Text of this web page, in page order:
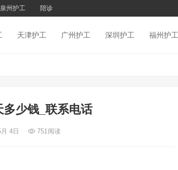
泉州护工 陪诊
天津护工 广州护工 深圳护工 福州护工
少钱_联系电话
4日 751阅读